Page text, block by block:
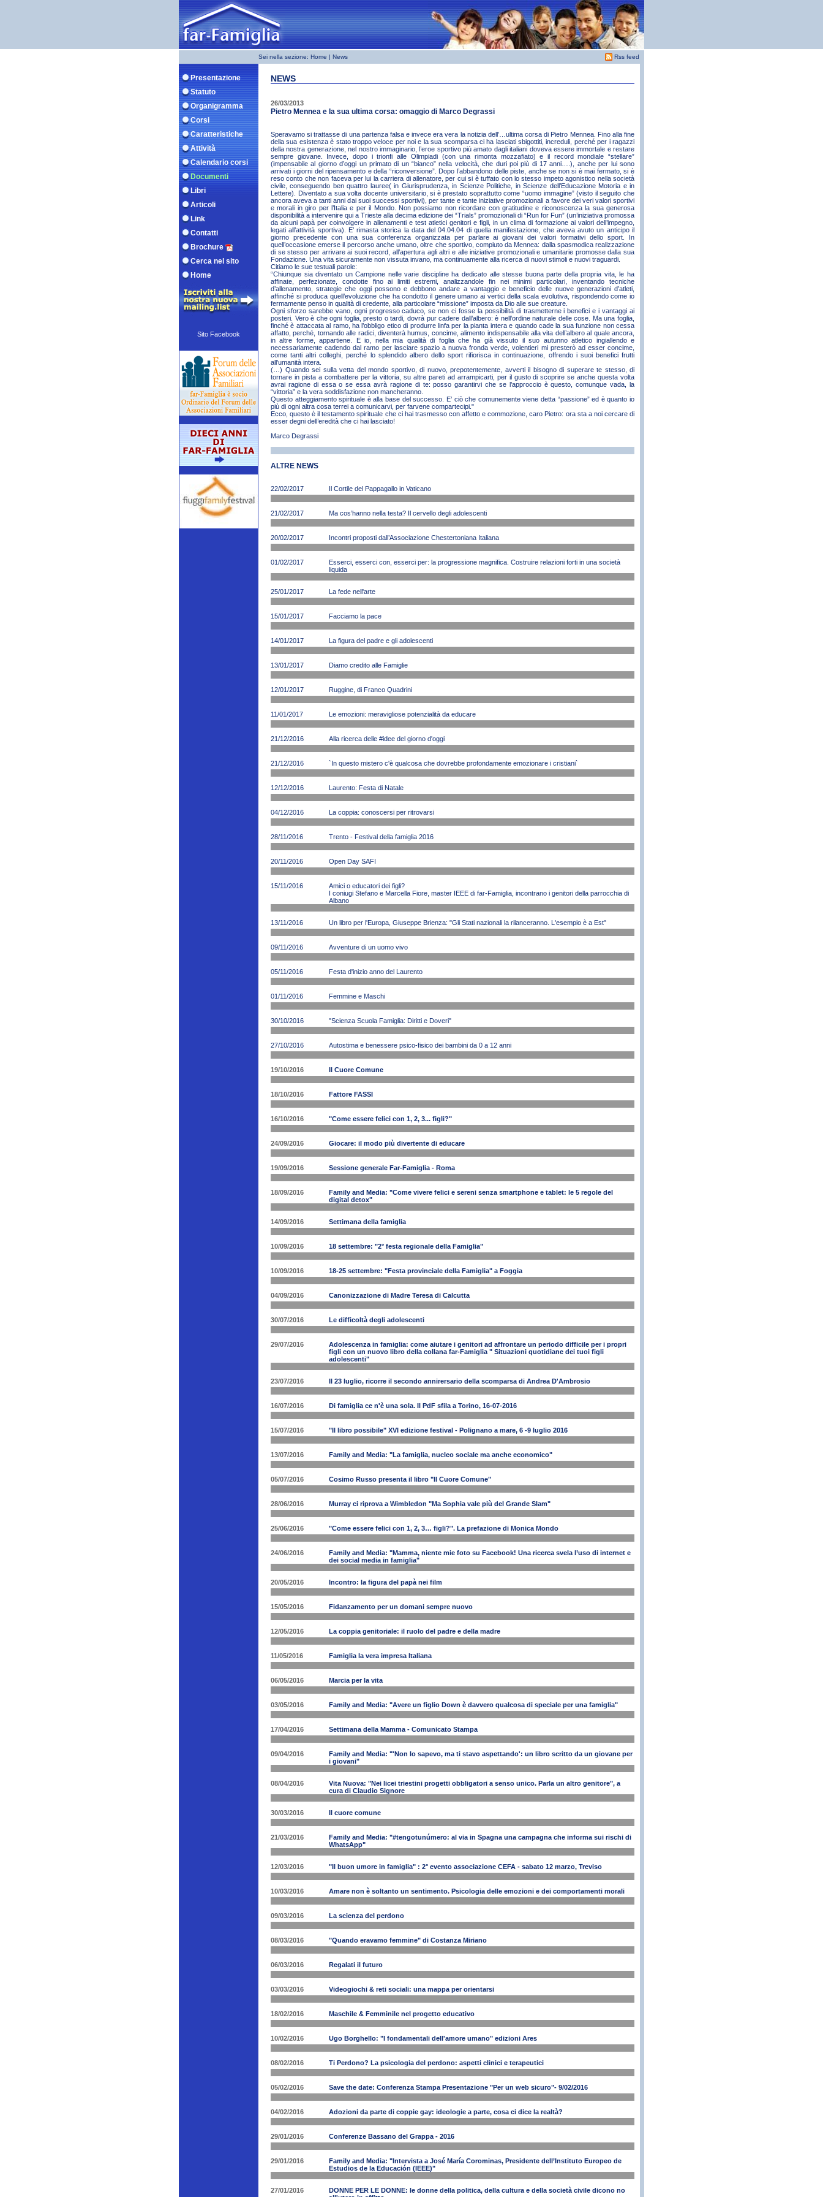
Sei nella sezione: Home | News Rss feed
Presentazione
Statuto
Organigramma
Corsi
Caratteristiche
Attività
Calendario corsi
Documenti
Libri
Articoli
Link
Contatti
Brochure
Cerca nel sito
Home
Sito Facebook
NEWS
26/03/2013
Pietro Mennea e la sua ultima corsa: omaggio di Marco Degrassi
Speravamo si trattasse di una partenza falsa e invece era vera la notizia dell’…ultima corsa di Pietro Mennea. Fino alla fine
della sua esistenza è stato troppo veloce per noi e la sua scomparsa ci ha lasciati sbigottiti, increduli, perché per i ragazzi
della nostra generazione, nel nostro immaginario, l’eroe sportivo più amato dagli italiani doveva essere immortale e restare
sempre giovane. Invece, dopo i trionfi alle Olimpiadi (con una rimonta mozzafiato) e il record mondiale “stellare”
(impensabile al giorno d’oggi un primato di un “bianco” nella velocità, che duri poi più di 17 anni….), anche per lui sono
arrivati i giorni del ripensamento e della “riconversione”. Dopo l’abbandono delle piste, anche se non si è mai fermato, si è
reso conto che non faceva per lui la carriera di allenatore, per cui si è tuffato con lo stesso impeto agonistico nella società
civile, conseguendo ben quattro lauree( in Giurisprudenza, in Scienze Politiche, in Scienze dell’Educazione Motoria e in
Lettere). Diventato a sua volta docente universitario, si è prestato soprattutto come “uomo immagine” (visto il seguito che
ancora aveva a tanti anni dai suoi successi sportivi), per tante e tante iniziative promozionali a favore dei veri valori sportivi
e morali in giro per l’Italia e per il Mondo. Non possiamo non ricordare con gratitudine e riconoscenza la sua generosa
disponibilità a intervenire qui a Trieste alla decima edizione dei “Trials” promozionali di “Run for Fun” (un’iniziativa promossa
da alcuni papà per coinvolgere in allenamenti e test atletici genitori e figli, in un clima di formazione ai valori dell’impegno,
legati all’attività sportiva). E’ rimasta storica la data del 04.04.04 di quella manifestazione, che aveva avuto un anticipo il
giorno precedente con una sua conferenza organizzata per parlare ai giovani dei valori formativi dello sport. In
quell’occasione emerse il percorso anche umano, oltre che sportivo, compiuto da Mennea: dalla spasmodica realizzazione
di se stesso per arrivare ai suoi record, all’apertura agli altri e alle iniziative promozionali e umanitarie promosse dalla sua
Fondazione. Una vita sicuramente non vissuta invano, ma continuamente alla ricerca di nuovi stimoli e nuovi traguardi.
Citiamo le sue testuali parole:
“Chiunque sia diventato un Campione nelle varie discipline ha dedicato alle stesse buona parte della propria vita, le ha
affinate, perfezionate, condotte fino ai limiti estremi, analizzandole fin nei minimi particolari, inventando tecniche
d’allenamento, strategie che oggi possono e debbono andare a vantaggio e beneficio delle nuove generazioni d’atleti,
affinché si produca quell’evoluzione che ha condotto il genere umano ai vertici della scala evolutiva, rispondendo come io
fermamente penso in qualità di credente, alla particolare “missione” imposta da Dio alle sue creature.
Ogni sforzo sarebbe vano, ogni progresso caduco, se non ci fosse la possibilità di trasmetterne i benefici e i vantaggi ai
posteri. Vero è che ogni foglia, presto o tardi, dovrà pur cadere dall’albero: è nell’ordine naturale delle cose. Ma una foglia,
finché è attaccata al ramo, ha l’obbligo etico di produrre linfa per la pianta intera e quando cade la sua funzione non cessa
affatto, perché, tornando alle radici, diventerà humus, concime, alimento indispensabile alla vita dell’albero al quale ancora,
in altre forme, appartiene. E io, nella mia qualità di foglia che ha già vissuto il suo autunno atletico ingiallendo e
necessariamente cadendo dal ramo per lasciare spazio a nuova fronda verde, volentieri mi presterò ad esser concime,
come tanti altri colleghi, perché lo splendido albero dello sport rifiorisca in continuazione, offrendo i suoi benefici frutti
all’umanità intera.
(…) Quando sei sulla vetta del mondo sportivo, di nuovo, prepotentemente, avverti il bisogno di superare te stesso, di
tornare in pista a combattere per la vittoria, su altre pareti ad arrampicarti, per il gusto di scoprire se anche questa volta
avrai ragione di essa o se essa avrà ragione di te: posso garantirvi che se l’approccio è questo, comunque vada, la
“vittoria” e la vera soddisfazione non mancheranno.
Questo atteggiamento spirituale è alla base del successo. E’ ciò che comunemente viene detta “passione” ed è quanto io
più di ogni altra cosa terrei a comunicarvi, per farvene compartecipi."
Ecco, questo è il testamento spirituale che ci hai trasmesso con affetto e commozione, caro Pietro: ora sta a noi cercare di
esser degni dell’eredità che ci hai lasciato!
Marco Degrassi
ALTRE NEWS
22/02/2017 Il Cortile del Pappagallo in Vaticano
21/02/2017 Ma cos’hanno nella testa? Il cervello degli adolescenti
20/02/2017 Incontri proposti dall’Associazione Chestertoniana Italiana
01/02/2017
Esserci, esserci con, esserci per: la progressione magnifica. Costruire relazioni forti in una società
liquida
25/01/2017 La fede nell'arte
15/01/2017 Facciamo la pace
14/01/2017 La figura del padre e gli adolescenti
13/01/2017 Diamo credito alle Famiglie
12/01/2017 Ruggine, di Franco Quadrini
11/01/2017 Le emozioni: meravigliose potenzialità da educare
21/12/2016 Alla ricerca delle #idee del giorno d'oggi
21/12/2016 `In questo mistero c'è qualcosa che dovrebbe profondamente emozionare i cristiani`
12/12/2016 Laurento: Festa di Natale
04/12/2016 La coppia: conoscersi per ritrovarsi
28/11/2016 Trento - Festival della famiglia 2016
20/11/2016 Open Day SAFI
15/11/2016
Amici o educatori dei figli?
I coniugi Stefano e Marcella Fiore, master IEEE di far-Famiglia, incontrano i genitori della parrocchia di
Albano
13/11/2016 Un libro per l'Europa, Giuseppe Brienza: "Gli Stati nazionali la rilanceranno. L'esempio è a Est"
09/11/2016 Avventure di un uomo vivo
05/11/2016 Festa d'inizio anno del Laurento
01/11/2016 Femmine e Maschi
30/10/2016 "Scienza Scuola Famiglia: Diritti e Doveri"
27/10/2016 Autostima e benessere psico-fisico dei bambini da 0 a 12 anni
19/10/2016 Il Cuore Comune
18/10/2016 Fattore FASSI
16/10/2016 "Come essere felici con 1, 2, 3... figli?"
24/09/2016 Giocare: il modo più divertente di educare
19/09/2016 Sessione generale Far-Famiglia - Roma
18/09/2016
Family and Media: "Come vivere felici e sereni senza smartphone e tablet: le 5 regole del
digital detox"
14/09/2016 Settimana della famiglia
10/09/2016 18 settembre: "2° festa regionale della Famiglia"
10/09/2016 18-25 settembre: "Festa provinciale della Famiglia" a Foggia
04/09/2016 Canonizzazione di Madre Teresa di Calcutta
30/07/2016 Le difficoltà degli adolescenti
29/07/2016
Adolescenza in famiglia: come aiutare i genitori ad affrontare un periodo difficile per i propri
figli con un nuovo libro della collana far-Famiglia " Situazioni quotidiane dei tuoi figli
adolescenti"
23/07/2016 Il 23 luglio, ricorre il secondo annirersario della scomparsa di Andrea D'Ambrosio
16/07/2016 Di famiglia ce n'è una sola. Il PdF sfila a Torino, 16-07-2016
15/07/2016 "Il libro possibile" XVI edizione festival - Polignano a mare, 6 -9 luglio 2016
13/07/2016 Family and Media: "La famiglia, nucleo sociale ma anche economico"
05/07/2016 Cosimo Russo presenta il libro "Il Cuore Comune"
28/06/2016 Murray ci riprova a Wimbledon "Ma Sophia vale più del Grande Slam"
25/06/2016 "Come essere felici con 1, 2, 3… figli?". La prefazione di Monica Mondo
24/06/2016
Family and Media: "Mamma, niente mie foto su Facebook! Una ricerca svela l’uso di internet e
dei social media in famiglia"
20/05/2016 Incontro: la figura del papà nei film
15/05/2016 Fidanzamento per un domani sempre nuovo
12/05/2016 La coppia genitoriale: il ruolo del padre e della madre
11/05/2016 Famiglia la vera impresa Italiana
06/05/2016 Marcia per la vita
03/05/2016 Family and Media: "Avere un figlio Down è davvero qualcosa di speciale per una famiglia"
17/04/2016 Settimana della Mamma - Comunicato Stampa
09/04/2016
Family and Media: "'Non lo sapevo, ma ti stavo aspettando': un libro scritto da un giovane per
i giovani"
08/04/2016
Vita Nuova: "Nei licei triestini progetti obbligatori a senso unico. Parla un altro genitore", a
cura di Claudio Signore
30/03/2016 Il cuore comune
21/03/2016
Family and Media: "#tengotunúmero: al via in Spagna una campagna che informa sui rischi di
WhatsApp"
12/03/2016 "Il buon umore in famiglia" : 2° evento associazione CEFA - sabato 12 marzo, Treviso
10/03/2016 Amare non è soltanto un sentimento. Psicologia delle emozioni e dei comportamenti morali
09/03/2016 La scienza del perdono
08/03/2016 "Quando eravamo femmine" di Costanza Miriano
06/03/2016 Regalati il futuro
03/03/2016 Videogiochi & reti sociali: una mappa per orientarsi
18/02/2016 Maschile & Femminile nel progetto educativo
10/02/2016 Ugo Borghello: "I fondamentali dell'amore umano" edizioni Ares
08/02/2016 Ti Perdono? La psicologia del perdono: aspetti clinici e terapeutici
05/02/2016 Save the date: Conferenza Stampa Presentazione "Per un web sicuro"- 9/02/2016
04/02/2016 Adozioni da parte di coppie gay: ideologie a parte, cosa ci dice la realtà?
29/01/2016 Conferenze Bassano del Grappa - 2016
29/01/2016
Family and Media: "Intervista a José María Corominas, Presidente dell’Instituto Europeo de
Estudios de la Educación (IEEE)"
27/01/2016
DONNE PER LE DONNE: le donne della politica, della cultura e della società civile dicono no